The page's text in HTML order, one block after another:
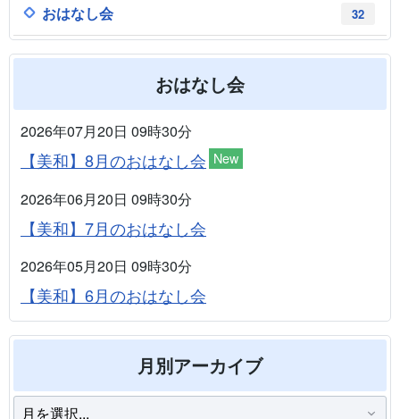
32
おはなし会
おはなし会
2026年07月20日 09時30分
【美和】8月のおはなし会 New
2026年06月20日 09時30分
【美和】7月のおはなし会
2026年05月20日 09時30分
【美和】6月のおはなし会
月別アーカイブ